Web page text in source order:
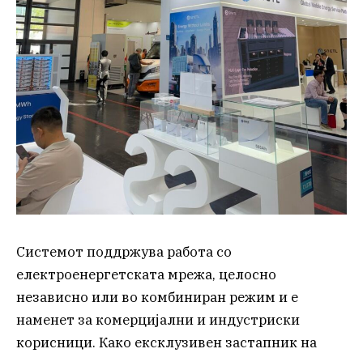
Системот поддржува работа со
електроенергетската мрежа, целосно
независно или во комбиниран режим и е
наменет за комерцијални и индустриски
корисници. Како ексклузивен застапник на